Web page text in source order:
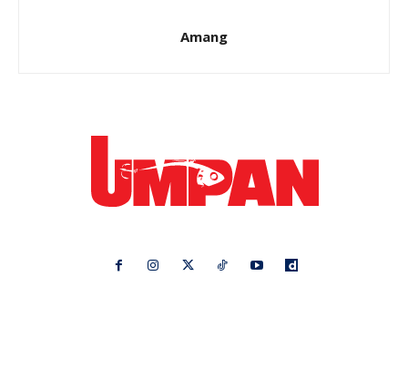
Amang